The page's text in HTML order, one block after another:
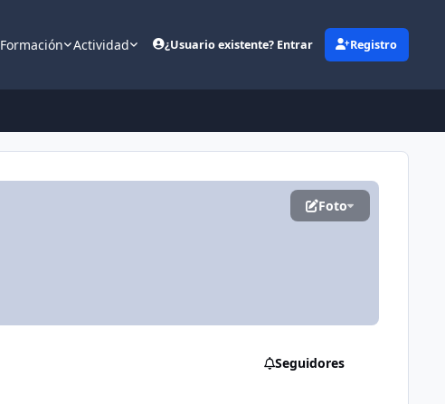
Formación Actividad ¿Usuario existente? Entrar Registro
(opens in new tab)
Foto
Seguidores